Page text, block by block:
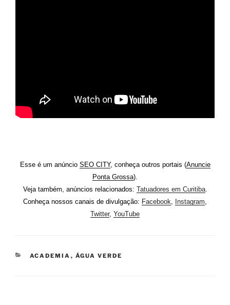
Esse é um anúncio SEO CITY, conheça outros portais (Anuncie
Ponta Grossa).
Veja também, anúncios relacionados: Tatuadores em Curitiba.
Conheça nossos canais de divulgação: Facebook Instagram
Twitter, YouTube
CATEGORIES
ACADEMIA , ÁGUA VERDE